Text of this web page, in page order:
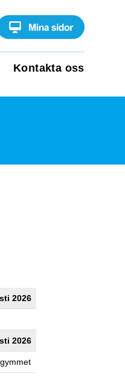
Kontakta oss
2026
2026